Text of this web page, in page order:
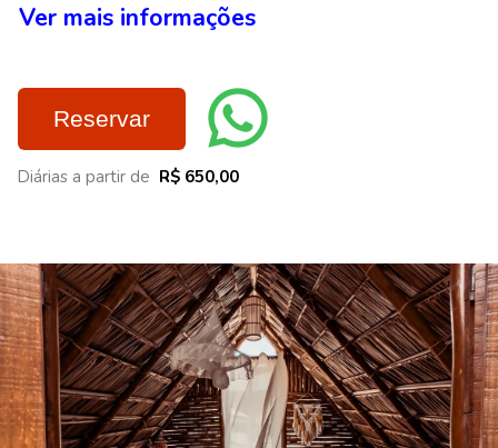
Ver mais informações
Reservar
Diárias a partir de R$ 650,00